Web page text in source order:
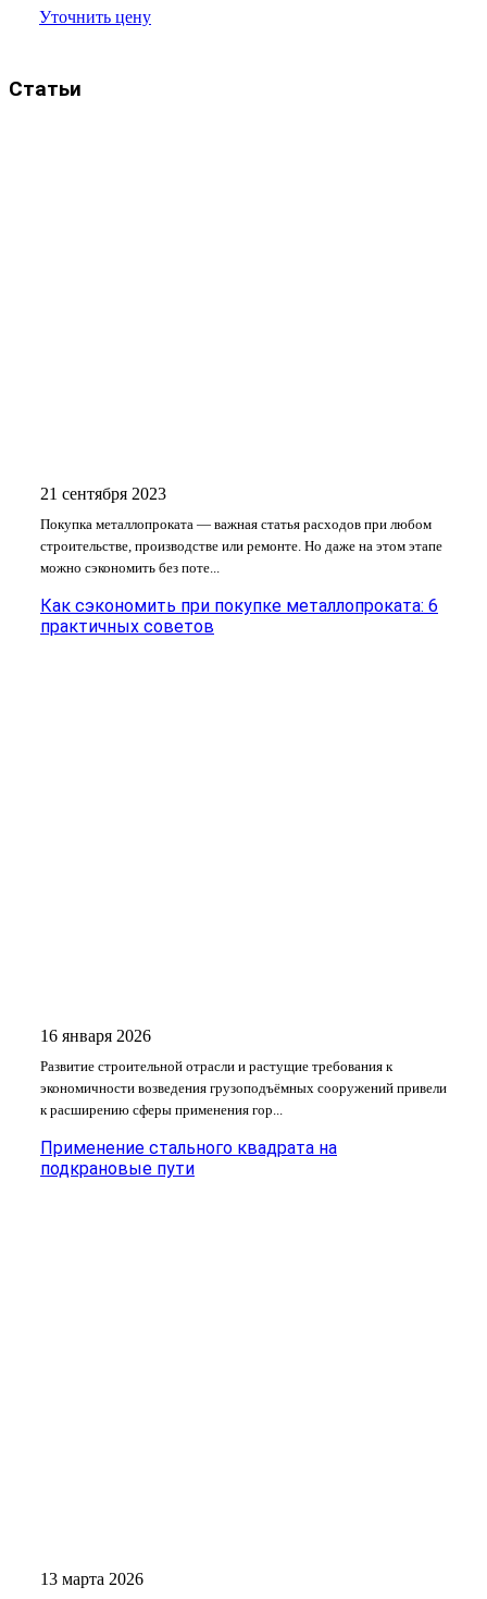
Уточнить цену
Статьи
21 сентября 2023
Покупка металлопроката — важная статья расходов при любом
строительстве, производстве или ремонте. Но даже на этом этапе
можно сэкономить без поте...
Как сэкономить при покупке металлопроката: 6
практичных советов
16 января 2026
Развитие строительной отрасли и растущие требования к
экономичности возведения грузоподъёмных сооружений привели
к расширению сферы применения гор...
Применение стального квадрата на
подкрановые пути
13 марта 2026